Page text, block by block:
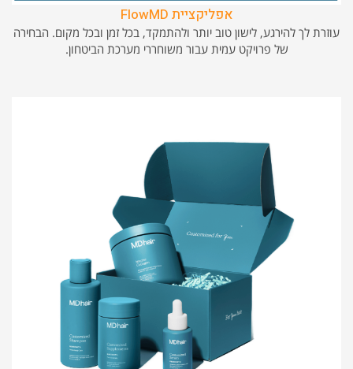
אפליקציית FlowMD
עוזרת לך להירגע, לישון טוב יותר ולהתמקד, בכל זמן ובכל מקום. הבחירה
של פרויקט עמית עבור משוחררי מערכת הביטחון.